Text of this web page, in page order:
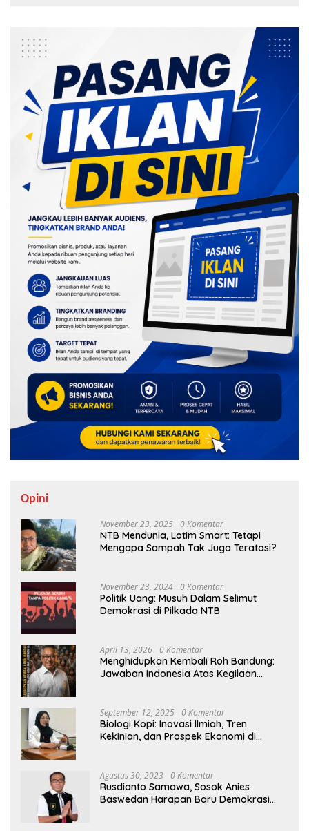
Opini
November 23, 2025 0 Komentar
NTB Mendunia, Lotim Smart: Tetapi
Mengapa Sampah Tak Juga Teratasi?
November 23, 2024 0 Komentar
Politik Uang: Musuh Dalam Selimut
Demokrasi di Pilkada NTB
April 13, 2026 0 Komentar
Menghidupkan Kembali Roh Bandung:
Jawaban Indonesia Atas Kegilaan
September 12, 2025 0 Komentar
Biologi Kopi: Inovasi Ilmiah, Tren
Kekinian, dan Prospek Ekonomi di
Agustus 30, 2023 0 Komentar
Rusdianto Samawa, Sosok Anies
Baswedan Harapan Baru Demokrasi